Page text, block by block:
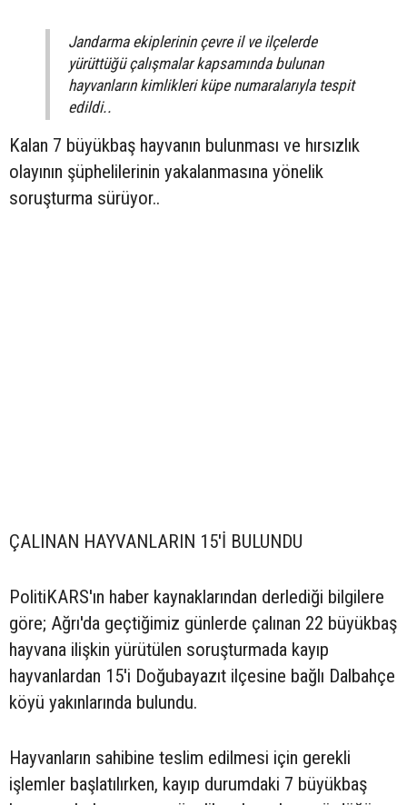
Jandarma ekiplerinin çevre il ve ilçelerde
yürüttüğü çalışmalar kapsamında bulunan
hayvanların kimlikleri küpe numaralarıyla tespit
edildi..
Kalan 7 büyükbaş hayvanın bulunması ve hırsızlık
olayının şüphelilerinin yakalanmasına yönelik
soruşturma sürüyor..
ÇALINAN HAYVANLARIN 15'İ BULUNDU
PolitiKARS'ın haber kaynaklarından derlediği bilgilere
göre; Ağrı'da geçtiğimiz günlerde çalınan 22 büyükbaş
hayvana ilişkin yürütülen soruşturmada kayıp
hayvanlardan 15'i Doğubayazıt ilçesine bağlı Dalbahçe
köyü yakınlarında bulundu.
Hayvanların sahibine teslim edilmesi için gerekli
işlemler başlatılırken, kayıp durumdaki 7 büyükbaş